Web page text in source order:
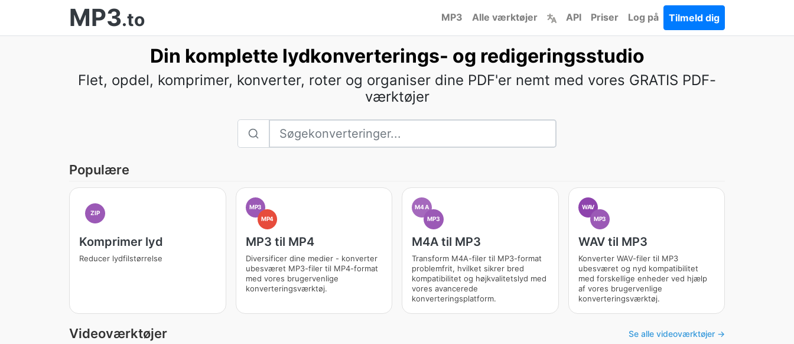
MP3.to MP3 Alle værktøjer API Priser Log på Tilmeld dig
Din komplette lydkonverterings- og redigeringsstudio
Flet, opdel, komprimer, konverter, roter og organiser dine PDF'er nemt med vores GRATIS PDF-
værktøjer
Populære
ZIP
Komprimer lyd
Reducer lydfilstørrelse
MP3
MP4
MP3 til MP4
Diversificer dine medier - konverter
ubesværet MP3-filer til MP4-format
med vores brugervenlige
konverteringsværktøj.
M4A
MP3
M4A til MP3
Transform M4A-filer til MP3-format
problemfrit, hvilket sikrer bred
kompatibilitet og højkvalitetslyd med
vores avancerede
konverteringsplatform.
WAV
MP3
WAV til MP3
Konverter WAV-filer til MP3
ubesværet og nyd kompatibilitet
med forskellige enheder ved hjælp
af vores brugervenlige
konverteringsværktøj.
Videoværktøjer Se alle videoværktøjer →